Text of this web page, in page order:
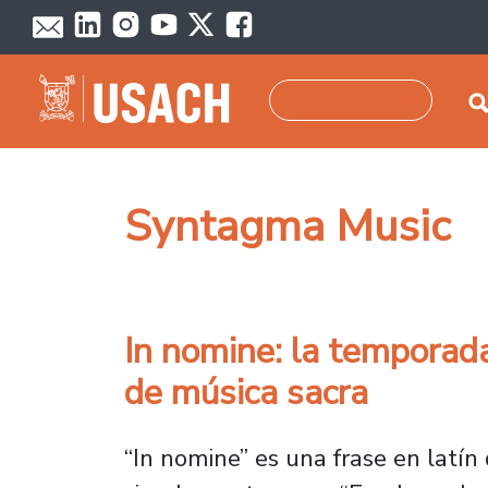
Pasar al contenido principal
Syntagma Music
In nomine: la
de música sacra
“In nomine” es una frase en